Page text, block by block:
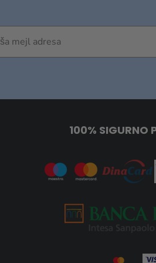
100% SIGURNO